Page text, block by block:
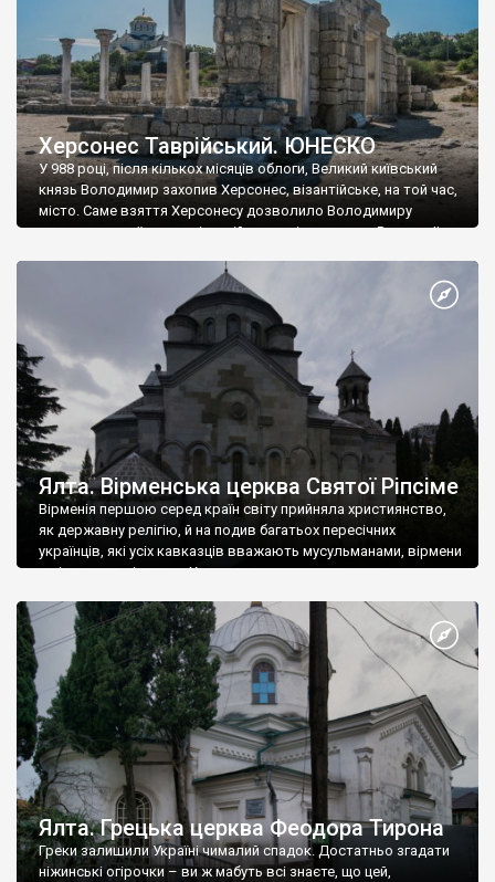
Херсонес Таврійський. ЮНЕСКО
У 988 році, після кількох місяців облоги, Великий київський
князь Володимир захопив Херсонес, візантійське, на той час,
місто. Саме взяття Херсонесу дозволило Володимиру
диктувати свої умови візантійському імператору Василю ІІ, та
Херсонесі Володимир-язичник, став Василем-християнином.
А потім було Хрещення Русі. На честь Херсонесу Таврійського
Ялта. Вірменська церква Святої Ріпсіме
Вірменія першою серед країн світу прийняла християнство,
як державну релігію, й на подив багатьох пересічних
українців, які усіх кавказців вважають мусульманами, вірмени
є відданими вірянами Христа
Ялта. Грецька церква Феодора Тирона
Греки залишили Україні чималий спадок. Достатньо згадати
ніжинські огірочки – ви ж мабуть всі знаєте, що цей,